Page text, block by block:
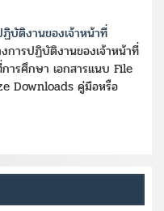
บัติงานของเจ้าหน้าที่
การปฏิบัติงานของเจ้าหน้าที่
ารศึกษา เอกสารแนบ File
Downloads คู่มือหรือ